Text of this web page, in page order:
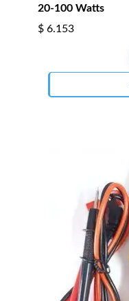
20-100 Watts
$ 6.153